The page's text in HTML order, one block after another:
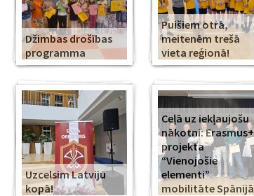
Džimbas drošības
programma
Puišiem otrā,
meitenēm trešā
vieta reģionā!
Uzcelsim Latviju
kopā!
Ceļā uz iekļaujošu
nākotni: Erasmus+
projekta
“Vienojošie
elementi”
mobilitāte Spānijā